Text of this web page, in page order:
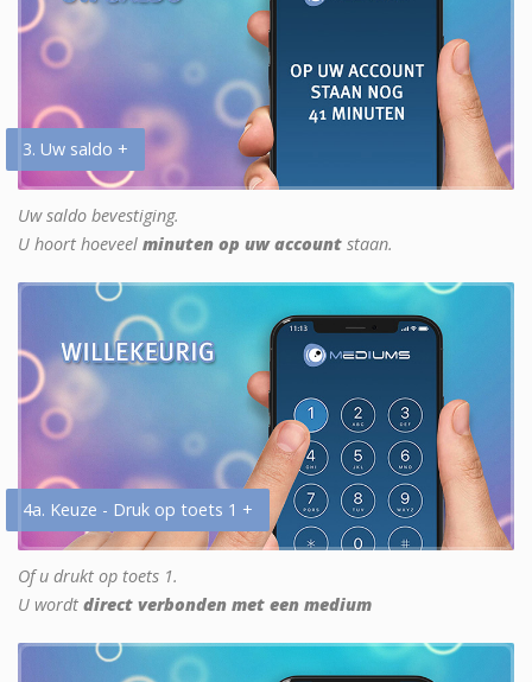
3. Uw saldo +
Uw saldo bevestiging.
U hoort hoeveel minuten op uw account staan.
4a. Keuze - Druk op toets 1 +
Of u drukt op toets 1.
U wordt direct verbonden met een medium